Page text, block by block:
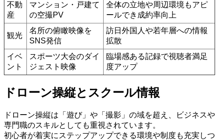
不動
産
マンション・戸建て
の空撮PV
全体の立地や周辺環境もアピ
ールでき成約率向上
観光
名所の俯瞰映像を
SNS発信
訪日外国人や若年層への情報
拡散
イベ
ント
スポーツ大会のダイ
ジェスト映像
臨場感ある記録で視聴者満足
度アップ
ドローン操縦とスクール情報
ドローン操縦は「遊び」や「撮影」の域を超え、ビジネスや
専門職のスキルとしても重視されています。
初心者が着実にステップアップできる環境や制度も充実しつ